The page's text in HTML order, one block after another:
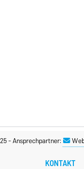
-Ansprechpartner:
KONTAKT